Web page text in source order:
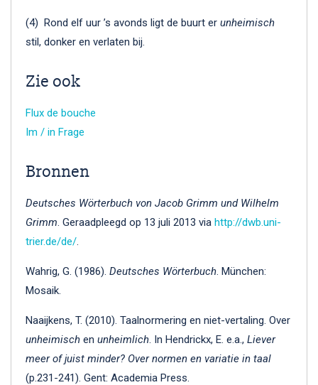
(4) Rond elf uur ’s avonds ligt de buurt er unheimisch
stil, donker en verlaten bij.
Zie ook
Flux de bouche
Im / in Frage
Bronnen
Deutsches Wörterbuch von Jacob Grimm und Wilhelm
Grimm. Geraadpleegd op 13 juli 2013 via http://dwb.uni-
trier.de/de/.
Wahrig, G. (1986). Deutsches Wörterbuch. München:
Mosaik.
Naaijkens, T. (2010). Taalnormering en niet-vertaling. Over
unheimisch en unheimlich. In Hendrickx, E. e.a., Liever
meer of juist minder? Over normen en variatie in taal
(p.231-241). Gent: Academia Press.